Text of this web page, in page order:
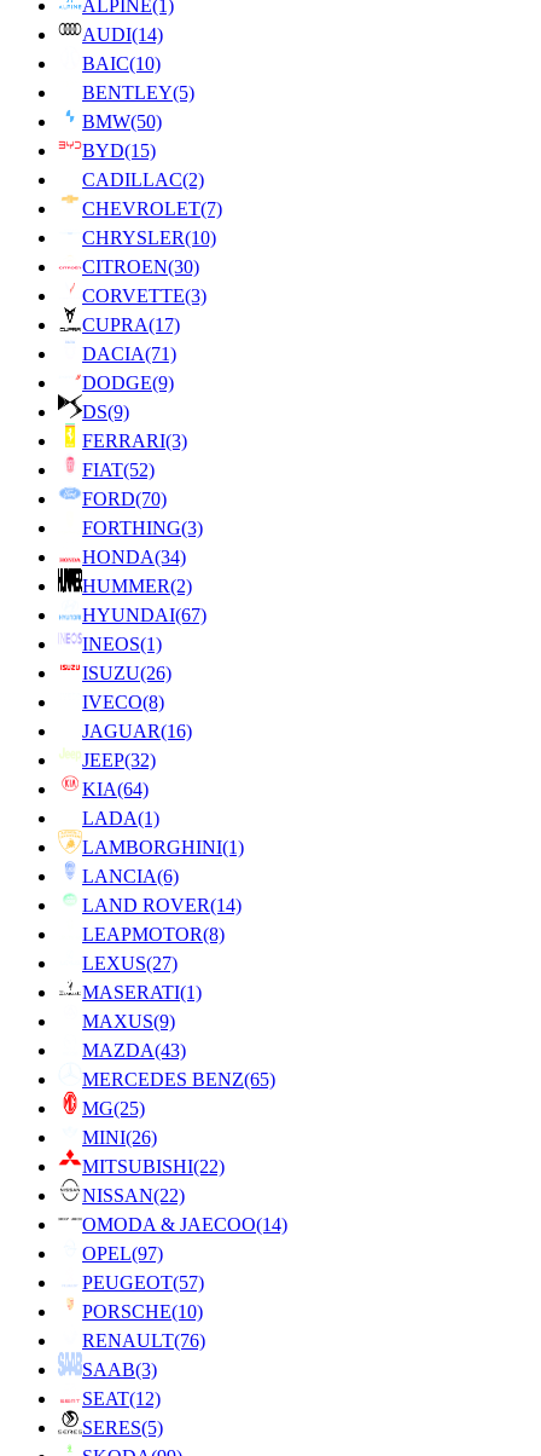
ALPINE(1)
AUDI(14)
BAIC(10)
BENTLEY(5)
BMW(50)
BYD(15)
CADILLAC(2)
CHEVROLET(7)
CHRYSLER(10)
CITROEN(30)
CORVETTE(3)
CUPRA(17)
DACIA(71)
DODGE(9)
DS(9)
FERRARI(3)
FIAT(52)
FORD(70)
FORTHING(3)
HONDA(34)
HUMMER(2)
HYUNDAI(67)
INEOS(1)
ISUZU(26)
IVECO(8)
JAGUAR(16)
JEEP(32)
KIA(64)
LADA(1)
LAMBORGHINI(1)
LANCIA(6)
LAND ROVER(14)
LEAPMOTOR(8)
LEXUS(27)
MASERATI(1)
MAXUS(9)
MAZDA(43)
MERCEDES BENZ(65)
MG(25)
MINI(26)
MITSUBISHI(22)
NISSAN(22)
OMODA & JAECOO(14)
OPEL(97)
PEUGEOT(57)
PORSCHE(10)
RENAULT(76)
SAAB(3)
SEAT(12)
SERES(5)